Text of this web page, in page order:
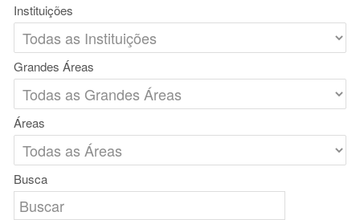
Instituições
Grandes Áreas
Áreas
Busca